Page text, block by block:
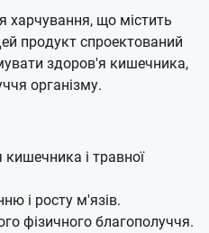
харчування, що містить
продукт спроектований
здоров'я кишечника,
організму.
і травної
і росту м'язів.
фізичного благополуччя.